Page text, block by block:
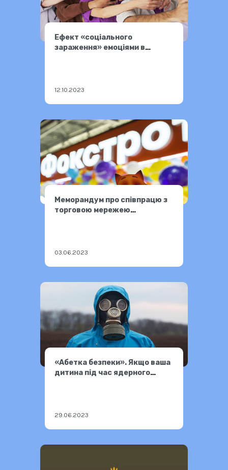
Ефект «соціального
зараження» емоціями в
12.10.2023
Меморандум про співпрацю з
торговою мережею
03.06.2023
«Абетка безпеки». Якщо ваша
дитина під час ядерного
29.06.2023